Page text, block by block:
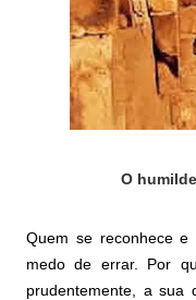
O
Quem se reconhece
medo de errar. Por
prudentemente, a sua